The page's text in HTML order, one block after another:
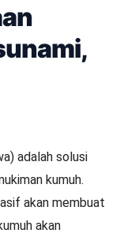
adalah solusi
kumuh.
akan membuat
akan